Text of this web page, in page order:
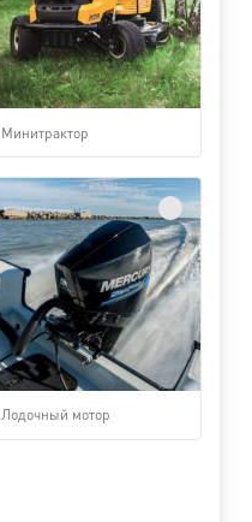
Минитрактор
Лодочный мотор